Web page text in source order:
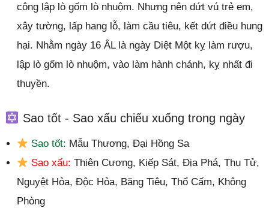
công lập lò gốm lò nhuộm. Nhưng nên dứt vú trẻ em,
xây tường, lấp hang lỗ, làm cầu tiêu, kết dứt điều hung
hại. Nhằm ngày 16 ÂL là ngày Diệt Một kỵ làm rượu,
lập lò gốm lò nhuộm, vào làm hành chánh, kỵ nhất đi
thuyền.
Sao tốt - Sao xấu chiếu xuống trong ngày
Sao tốt: Mẫu Thương, Đại Hồng Sa
Sao xấu: Thiên Cương, Kiếp Sát, Địa Phá, Thụ Tử,
Nguyệt Hỏa, Độc Hỏa, Băng Tiêu, Thổ Cấm, Không
Phòng